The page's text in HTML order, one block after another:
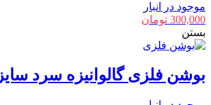
موجود در انبار
300,000 تومان
بستن
بوشن فلزی گالوانیزه سرد سایز 29